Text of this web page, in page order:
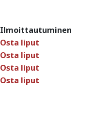
Ilmoittautuminen
Osta liput
Osta liput
Osta liput
Osta liput